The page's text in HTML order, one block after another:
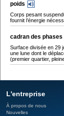
poids
Corps pesant
fournit l’énergie
cadran des phases
Surface divisée en 29
une lune dont le
(premier quartier,
L'entreprise
À propos de nous
Nouvelles